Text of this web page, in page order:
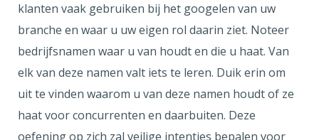
klanten vaak gebruiken bij het googelen van uw
branche en waar u uw eigen rol daarin ziet. Noteer
bedrijfsnamen waar u van houdt en die u haat. Van
elk van deze namen valt iets te leren. Duik erin om
uit te vinden waarom u van deze namen houdt of ze
haat voor concurrenten en daarbuiten. Deze
oefening op zich zal veilige intenties bepalen voor